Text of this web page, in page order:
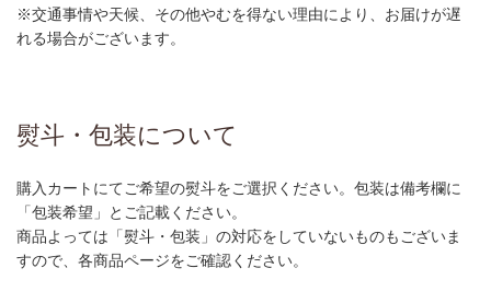
※交通事情や天候、その他やむを得ない理由により、お届けが遅
れる場合がございます。
熨斗・包装について
購入カートにてご希望の熨斗をご選択ください。包装は備考欄に
「包装希望」とご記載ください。
商品よっては「熨斗・包装」の対応をしていないものもございま
すので、各商品ページをご確認ください。